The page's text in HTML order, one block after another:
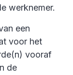
werknemer.
een
voor het
vooraf
de